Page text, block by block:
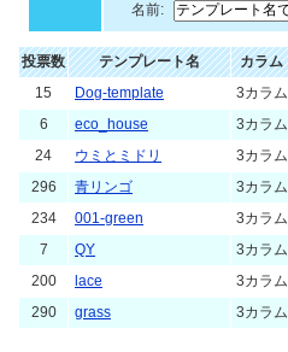
名前:
投票数 テンプレート名 カラム
15
Dog-template 3カラム
6
eco_house 3カラム
24
ウミとミドリ 3カラム
296
青リンゴ 3カラム
234
001-green 3カラム
7
QY 3カラム
200
lace 3カラム
290
grass 3カラム